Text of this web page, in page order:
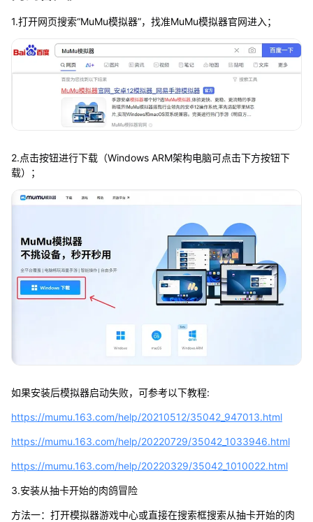
1.打开网页搜索“MuMu模拟器”，找准MuMu模拟器官网进入；
2.点击按钮进行下载（Windows ARM架构电脑可点击下方按钮下
载）；
如果安装后模拟器启动失败，可参考以下教程:
https://mumu.163.com/help/20210512/35042_947013.html
https://mumu.163.com/help/20220729/35042_1033946.html
https://mumu.163.com/help/20220329/35042_1010022.html
3.安装从抽卡开始的肉鸽冒险
方法一：打开模拟器游戏中心或直接在搜索框搜索从抽卡开始的肉